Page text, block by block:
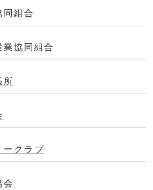
同組合
業協同組合
所
ークラブ
会